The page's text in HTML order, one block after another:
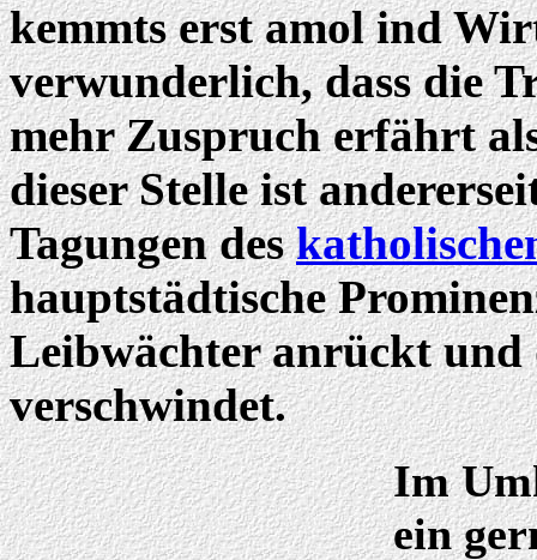
kemmts erst amol ind
verwunderlich, dass die
mehr Zuspruch erfährt
dieser Stelle ist
Tagungen des
hauptstädtische
Leibwächter anrückt und
verschwindet.
Im
ein